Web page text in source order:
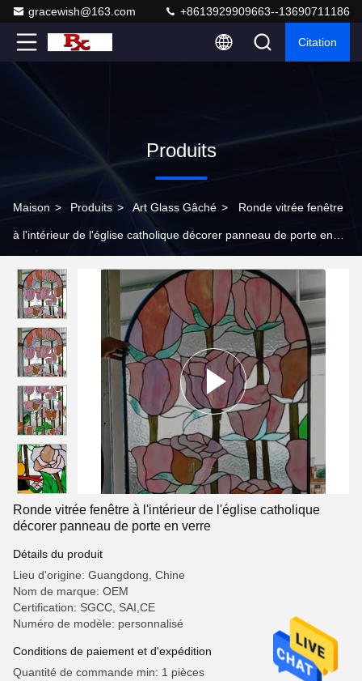
gracewish@163.com +8613929909663--13690711186
Citation
Produits
Maison > Produits > Art Glass Gâché > Ronde vitrée fenêtre
à l'intérieur de l'église catholique décorer panneau de porte en
Ronde vitrée fenêtre à l'intérieur de l'église catholique
décorer panneau de porte en verre
Détails du produit
Lieu d'origine: Guangdong, Chine
Nom de marque: OEM
Certification: SGCC, SAI,CE
Numéro de modèle: personnalisé
Conditions de paiement et d'expédition
Quantité de commande min: 1 pièces